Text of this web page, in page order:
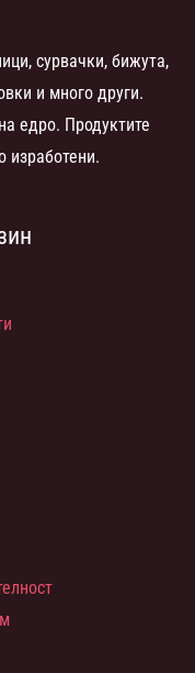
сурвачки, бижута,
и много други.
едро. Продуктите
изработени.